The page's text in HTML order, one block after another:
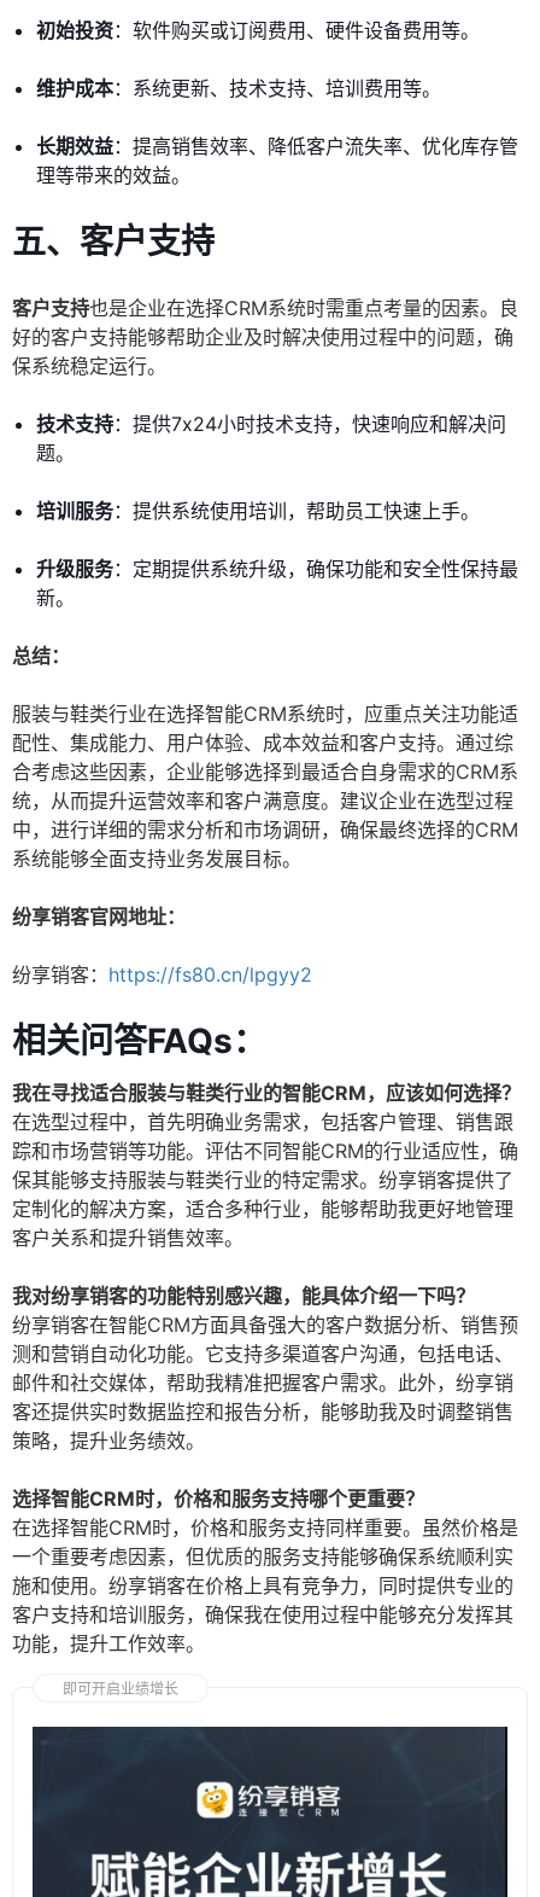
初始投资：软件购买或订阅费用、硬件设备费用等。
维护成本：系统更新、技术支持、培训费用等。
长期效益：提高销售效率、降低客户流失率、优化库存管
理等带来的效益。
五、客户支持
客户支持也是企业在选择CRM系统时需重点考量的因素。良
好的客户支持能够帮助企业及时解决使用过程中的问题，确
保系统稳定运行。
技术支持：提供7x24小时技术支持，快速响应和解决问
题。
培训服务：提供系统使用培训，帮助员工快速上手。
升级服务：定期提供系统升级，确保功能和安全性保持最
新。
总结：
服装与鞋类行业在选择智能CRM系统时，应重点关注功能适
配性、集成能力、用户体验、成本效益和客户支持。通过综
合考虑这些因素，企业能够选择到最适合自身需求的CRM系
统，从而提升运营效率和客户满意度。建议企业在选型过程
中，进行详细的需求分析和市场调研，确保最终选择的CRM
系统能够全面支持业务发展目标。
纷享销客官网地址：
纷享销客： https://fs80.cn/lpgyy2
相关问答FAQs：
我在寻找适合服装与鞋类行业的智能CRM，应该如何选择？
在选型过程中，首先明确业务需求，包括客户管理、销售跟
踪和市场营销等功能。评估不同智能CRM的行业适应性，确
保其能够支持服装与鞋类行业的特定需求。纷享销客提供了
定制化的解决方案，适合多种行业，能够帮助我更好地管理
客户关系和提升销售效率。
我对纷享销客的功能特别感兴趣，能具体介绍一下吗？
纷享销客在智能CRM方面具备强大的客户数据分析、销售预
测和营销自动化功能。它支持多渠道客户沟通，包括电话、
邮件和社交媒体，帮助我精准把握客户需求。此外，纷享销
客还提供实时数据监控和报告分析，能够助我及时调整销售
策略，提升业务绩效。
选择智能CRM时，价格和服务支持哪个更重要？
在选择智能CRM时，价格和服务支持同样重要。虽然价格是
一个重要考虑因素，但优质的服务支持能够确保系统顺利实
施和使用。纷享销客在价格上具有竞争力，同时提供专业的
客户支持和培训服务，确保我在使用过程中能够充分发挥其
功能，提升工作效率。
即可开启业绩增长